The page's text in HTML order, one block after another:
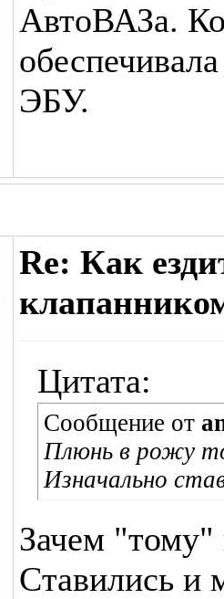
АвтоВАЗа.
ЭБУ.
Re: Как
Цитата:
Сообщение от
Плюнь в рожу
Изначально
Зачем "тому"
Ставились и